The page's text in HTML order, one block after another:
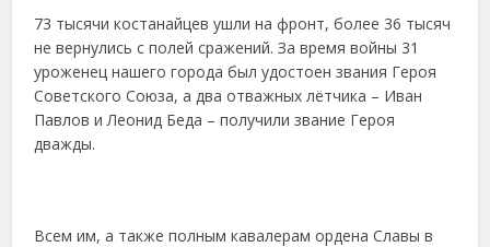
73 тысячи костанайцев ушли на фронт, более 36 тысяч
не вернулись с полей сражений. За время войны 31
уроженец нашего города был удостоен звания Героя
Советского Союза, а два отважных лётчика – Иван
Павлов и Леонид Беда – получили звание Героя
дважды.
Всем им, а также полным кавалерам ордена Славы в